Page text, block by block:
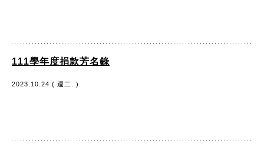
111學年度捐款芳名錄
2023.10.24 ( 週二. )